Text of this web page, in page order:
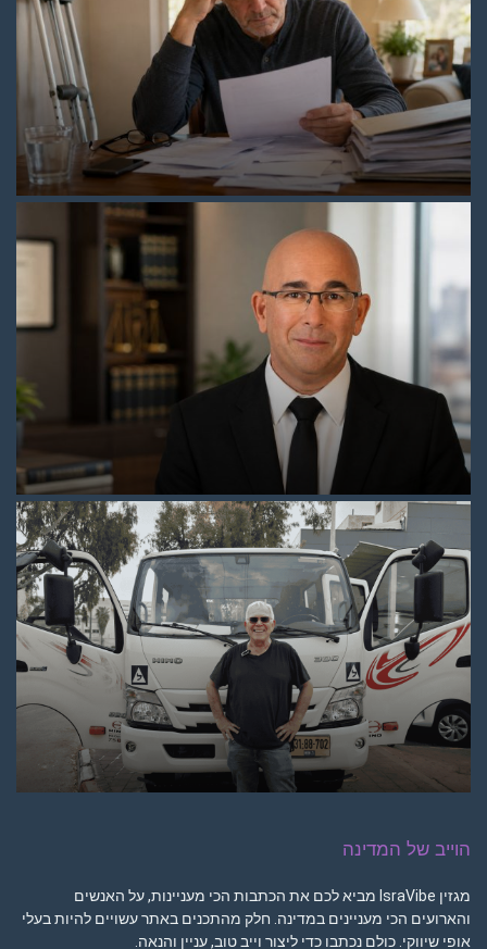
הוייב של המדינה
מגזין IsraVibe מביא לכם את הכתבות הכי מעניינות, על האנשים
והארועים הכי מעניינים במדינה. חלק מהתכנים באתר עשויים להיות בעלי
אופי שיווקי. כולם נכתבו כדי ליצור וייב טוב, עניין והנאה.